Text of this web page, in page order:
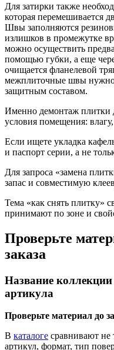
Для затирки также
которая перемешивается
Швы заполняются
излишков в промежутке
можно осуществить
помощью губки, а еще
очищается фланелевой
межплиточные швы нужно
защитным составом.
Именно демонтаж плитки
условия помещения:
Если ищете укладка
и паспорт серии, а не
Для запроса «замена
запас и совместимую
Тема «как снять плитку»
принимают по зоне и
Проверьте
заказа
Название коллекции
артикула
Проверьте материал до
В каталоге сравнивают не
артикул, формат, тип